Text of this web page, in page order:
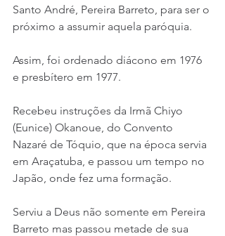
Santo André, Pereira Barreto, para ser o
próximo a assumir aquela paróquia.
Assim, foi ordenado diácono em 1976
e presbítero em 1977.
Recebeu instruções da Irmã Chiyo
(Eunice) Okanoue, do Convento
Nazaré de Tóquio, que na época servia
em Araçatuba, e passou um tempo no
Japão, onde fez uma formação.
Serviu a Deus não somente em Pereira
Barreto mas passou metade de sua